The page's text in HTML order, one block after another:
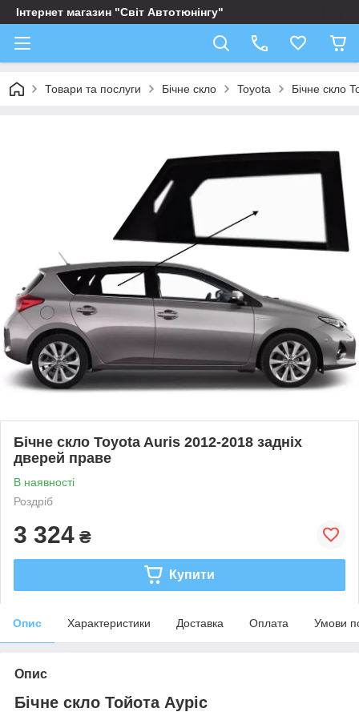
Інтернет магазин "Світ Автотюнінгу"
Товари та послуги Бічне скло Toyota Бічне скло
Бічне скло Toyota Auris 2012-2018 задніх
дверей праве
В наявності
Роздріб
3 324 ₴
Купити
Опис Характеристики Доставка Оплата Умови
Опис
Бічне скло Тойота Ауріс